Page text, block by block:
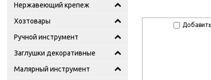
Нержавеющий крепеж
Хозтовары
Ручной инструмент
Заглушки декоративные
Малярный инструмент